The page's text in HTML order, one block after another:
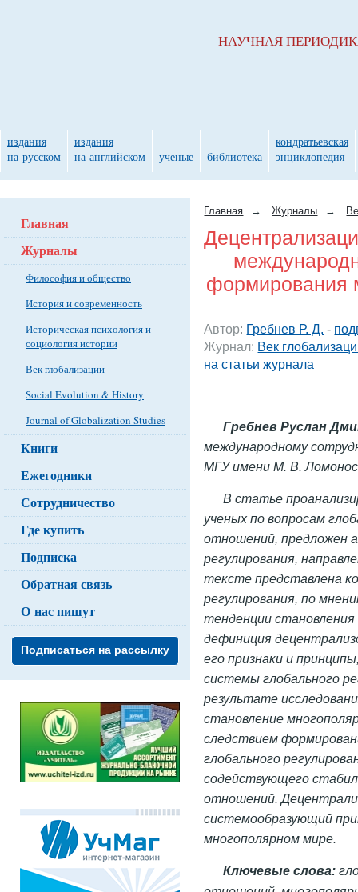
Главная → Журналы →
формирования
Автор: Гребнев Р. Д. -
Журнал: Век
на статьи журнала
Гребнев Руслан
международному
МГУ имени М. В.
В статье
ученых по вопросам
отношений, предложен
регулирования,
тексте представлена
регулирования, по
тенденции
дефиниция
его признаки и
системы глобального
результате
становление
следствием
глобального
содействующего
отношений.
системообразующий
многополярном мире.
Ключевые слова:
Главная
Журналы
Философия и общество
История и современность
Историческая психология и
социология истории
Век глобализации
Social Evolution & History
Journal of Globalization Studies
Книги
Ежегодники
Сотрудничество
Где купить
Подписка
Обратная связь
О нас пишут
Подписаться на рассылку
НАУЧНАЯ
издания
на русском
издания
на английском
ученые библиотека
кондратьевская
энциклопедия